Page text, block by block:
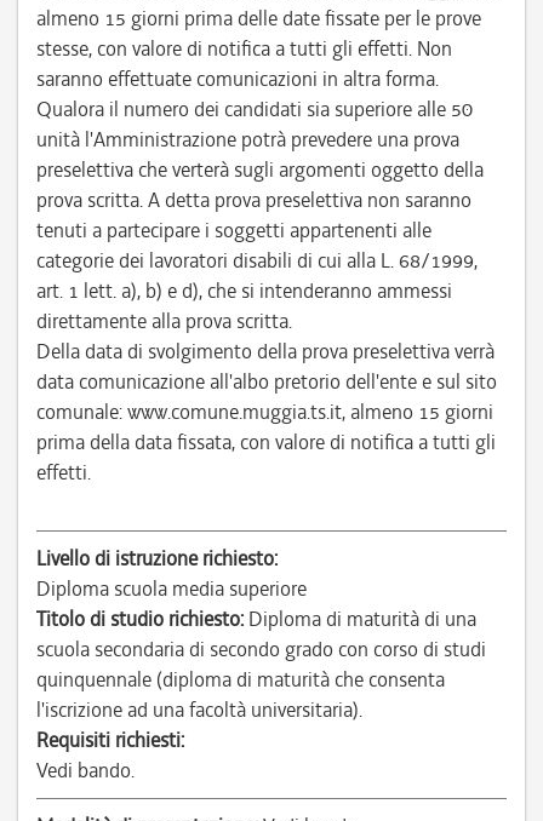
almeno 15 giorni prima delle date fissate per le prove
stesse, con valore di notifica a tutti gli effetti. Non
saranno effettuate comunicazioni in altra forma.
Qualora il numero dei candidati sia superiore alle 50
unità l'Amministrazione potrà prevedere una prova
preselettiva che verterà sugli argomenti oggetto della
prova scritta. A detta prova preselettiva non saranno
tenuti a partecipare i soggetti appartenenti alle
categorie dei lavoratori disabili di cui alla L. 68/1999,
art. 1 lett. a), b) e d), che si intenderanno ammessi
direttamente alla prova scritta.
Della data di svolgimento della prova preselettiva verrà
data comunicazione all'albo pretorio dell'ente e sul sito
comunale: www.comune.muggia.ts.it, almeno 15 giorni
prima della data fissata, con valore di notifica a tutti gli
effetti.
Livello di istruzione richiesto:
Diploma scuola media superiore
Titolo di studio richiesto: Diploma di maturità di una
scuola secondaria di secondo grado con corso di studi
quinquennale (diploma di maturità che consenta
l'iscrizione ad una facoltà universitaria).
Requisiti richiesti:
Vedi bando.